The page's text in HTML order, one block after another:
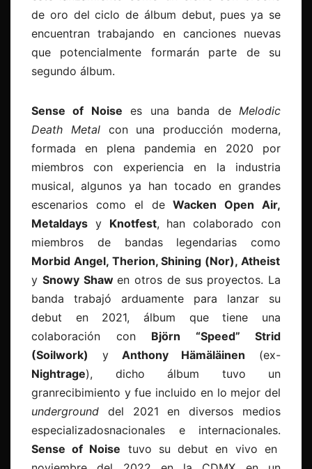
de oro del ciclo de álbum debut, pues ya se
encuentran trabajando en canciones nuevas
que potencialmente formarán parte de su
segundo álbum.
Sense of Noise es una banda deMelodic
Death Metalcon una producción moderna,
formada en plena pandemia en 2020 por
miembros con experiencia en la industria
musical, algunos ya han tocado en grandes
escenarios como el deWacken Open Air,
Metaldays y Knotfest, han colaborado con
miembros de bandas legendarias como
Morbid Angel, Therion, Shining (Nor), Atheist
y Snowy Shawen otros de sus proyectos. La
banda trabajó arduamente para lanzar su
debut en 2021, álbum que tiene una
colaboración con Björn “Speed” Strid
(Soilwork) yAnthony Hämäläinen (ex-
Nightrage), dicho álbum tuvo un
granrecibimiento y fue incluido en lo mejor del
underground del 2021 en diversos medios
especializadosnacionales e internacionales.
Sense of Noise tuvo su debut en vivo en